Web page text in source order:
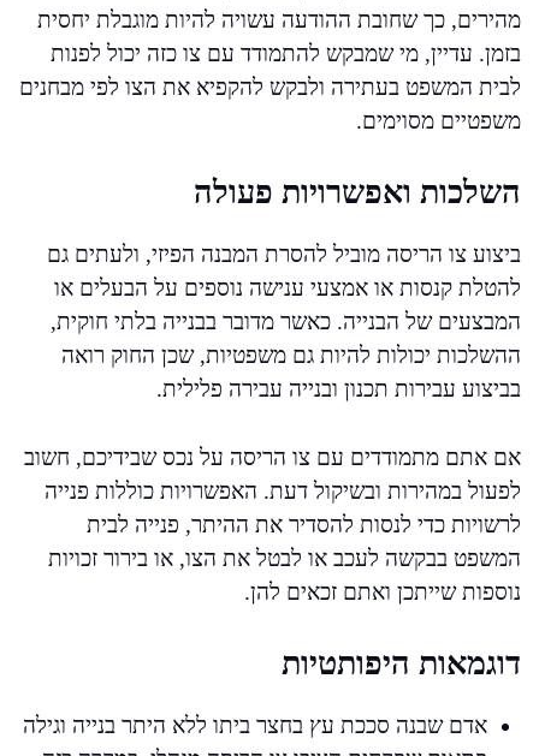
מהירים, כך שחובת ההודעה עשויה להיות מוגבלת יחסית
בזמן. עדיין, מי שמבקש להתמודד עם צו כזה יכול לפנות
לבית המשפט בעתירה ולבקש להקפיא את הצו לפי מבחנים
משפטיים מסוימים.
השלכות ואפשרויות פעולה
ביצוע צו הריסה מוביל להסרת המבנה הפיזי, ולעתים גם
להטלת קנסות או אמצעי ענישה נוספים על הבעלים או
המבצעים של הבנייה. כאשר מדובר בבנייה בלתי חוקית,
ההשלכות יכולות להיות גם משפטיות, שכן החוק רואה
בביצוע עבירות תכנון ובנייה עבירה פלילית.
אם אתם מתמודדים עם צו הריסה על נכס שבידיכם, חשוב
לפעול במהירות ובשיקול דעת. האפשרויות כוללות פנייה
לרשויות כדי לנסות להסדיר את ההיתר, פנייה לבית
המשפט בבקשה לעכב או לבטל את הצו, או בירור זכויות
נוספות שייתכן ואתם זכאים להן.
דוגמאות היפותטיות
אדם שבנה סככת עץ בחצר ביתו ללא היתר בנייה וגילה